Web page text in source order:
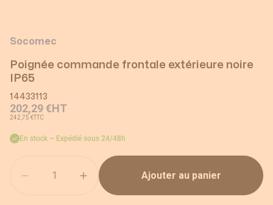
Socomec
Poignée commande frontale extérieure noire
IP65
14433113
202,29 €HT
242,75 €TTC
En stock – Expédié sous 24/48h
Ajouter au panier